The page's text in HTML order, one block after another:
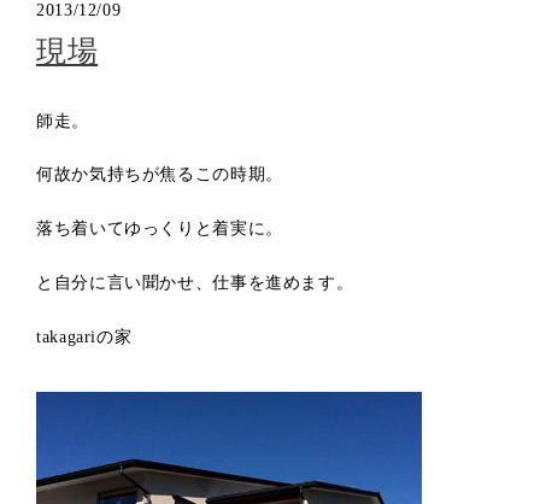
2013/12/09
現場
師走。
何故か気持ちが焦るこの時期。
落ち着いてゆっくりと着実に。
と自分に言い聞かせ、仕事を進めます。
takagariの家